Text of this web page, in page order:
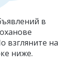
в
взгляните на
ниже.